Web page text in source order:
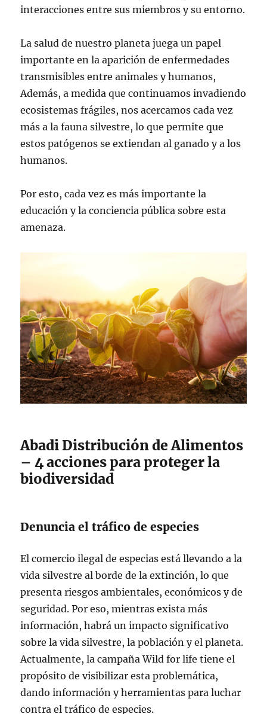
interacciones entre sus miembros y su entorno.
La salud de nuestro planeta juega un papel
importante en la aparición de enfermedades
transmisibles entre animales y humanos,
Además, a medida que continuamos invadiendo
ecosistemas frágiles, nos acercamos cada vez
más a la fauna silvestre, lo que permite que
estos patógenos se extiendan al ganado y a los
humanos.
Por esto, cada vez es más importante la
educación y la conciencia pública sobre esta
amenaza.
Abadi Distribución de Alimentos
– 4 acciones para proteger la
biodiversidad
Denuncia el tráfico de especies
El comercio ilegal de especias está llevando a la
vida silvestre al borde de la extinción, lo que
presenta riesgos ambientales, económicos y de
seguridad. Por eso, mientras exista más
información, habrá un impacto significativo
sobre la vida silvestre, la población y el planeta.
Actualmente, la campaña Wild for life tiene el
propósito de visibilizar esta problemática,
dando información y herramientas para luchar
contra el tráfico de especies.